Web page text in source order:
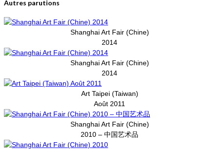
Autres parutions
Shanghai Art Fair (Chine)
2014
Shanghai Art Fair (Chine)
2014
Art Taipei (Taiwan)
Août 2011
Shanghai Art Fair (Chine)
2010 – 中国艺术品